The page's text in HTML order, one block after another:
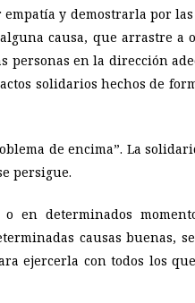
y demostrarla por las
causa, que arrastre a
personas en la dirección
solidarios hechos de
de encima”. La
persigue.
en determinados
causas buenas,
ejercerla con todos los